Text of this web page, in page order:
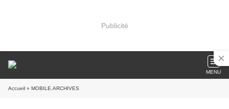
Publicité
MENU
Accueil » MOBILE.ARCHIVES